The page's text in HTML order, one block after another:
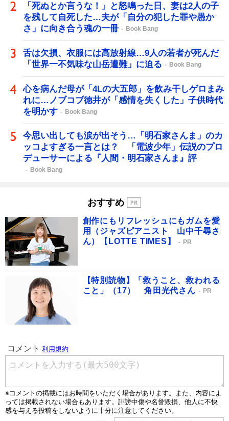
「死ぬとか言うな！」と怒鳴った日、妻は2人の子
を残して自死した…夫が「自分の犯した罪や愚か
さ」に向き合う魂の一冊
Book Bang
舌は欠損、衣服には高放射線…9人の若者が死んだ
「世界一不気味な山岳遭難」に迫る
Book Bang
心を病んだ母が「4Lの大五郎」を飲み干しゲロまみ
れに…ノブコブ徳井が「感情を失くした」子供時代
を明かす
Book Bang
今思い出しても涙が出そう…「明石家さんま」のカ
ッコよすぎる一言とは？ 「電波少年」伝説のプロ
デューサーによる『人間・明石家さんま』評
Book Bang
おすすめ
創作にもリフレッシュにもガムを愛
用（ジャズピアニスト 山中千尋さ
ん）【LOTTE TIMES】
PR
【特別読物】「救うこと、救われる
こと」（17） 角田光代さん
PR